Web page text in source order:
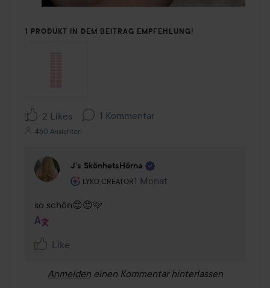
1 PRODUKT IN DEM BEITRAG EMPFEHLUNG!
2 Likes 1 Kommentar
460 Ansichten
J’s SkönhetsHörna
LYKO CREATOR
Rolle des Benutzers: Lyko Creator.
1 Monat
Kommentaren lades 1 Monat
so schön😍😍🩷
Like
Anmelden einen Kommentar hinterlassen